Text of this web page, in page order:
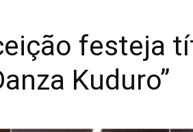
festeja
Kuduro”